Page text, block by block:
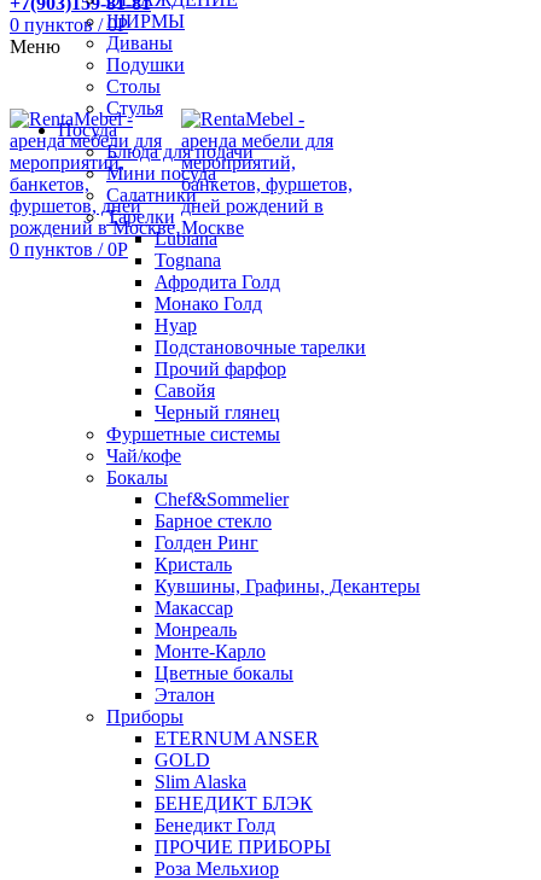
0 пунктов / 0Р
Меню
0 пунктов / 0Р
ШИРМЫ
Диваны
Подушки
Столы
Стулья
Посуда
Блюда для подачи
Мини посуда
Салатники
Тарелки
Lubiana
Tognana
Афродита Голд
Монако Голд
Нуар
Подстановочные тарелки
Прочий фарфор
Савойя
Черный глянец
Фуршетные системы
Чай/кофе
Бокалы
Chef&Sommelier
Барное стекло
Голден Ринг
Кристаль
Кувшины, Графины, Декантеры
Макассар
Монреаль
Монте-Карло
Цветные бокалы
Эталон
Приборы
ETERNUM ANSER
GOLD
Slim Alaska
БЕНЕДИКТ БЛЭК
Бенедикт Голд
ПРОЧИЕ ПРИБОРЫ
Роза Мельхиор